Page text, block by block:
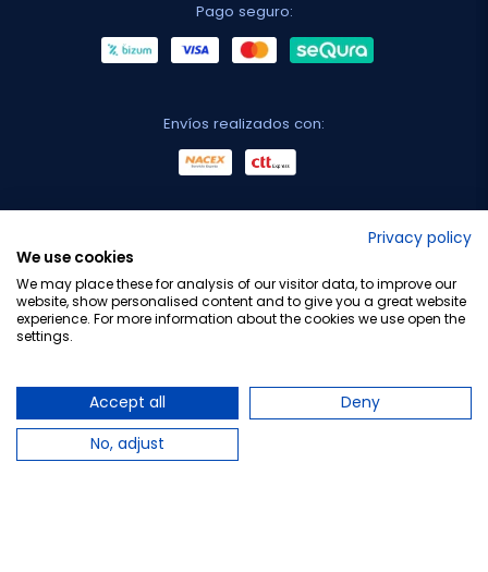
Pago seguro:
Envíos realizados con:
Privacy policy
We use cookies
We may place these for analysis of our visitor data, to improve our
website, show personalised content and to give you a great website
experience. For more information about the cookies we use open the
settings.
Accept all
Deny
No, adjust